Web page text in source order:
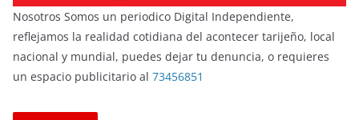
Nosotros Somos un periodico Digital Independiente,
reflejamos la realidad cotidiana del acontecer tarijeño, local
nacional y mundial, puedes dejar tu denuncia, o requieres
un espacio publicitario al 73456851